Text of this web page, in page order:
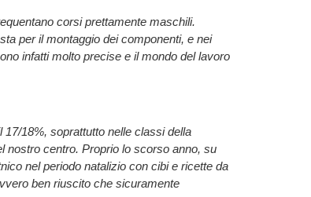
corsi prettamente maschili.
per il montaggio dei componenti, e nei
infatti molto precise e il mondo del lavoro
18%, soprattutto nelle classi della
nostro centro. Proprio lo scorso anno, su
nel periodo natalizio con cibi e ricette da
ben riuscito che sicuramente